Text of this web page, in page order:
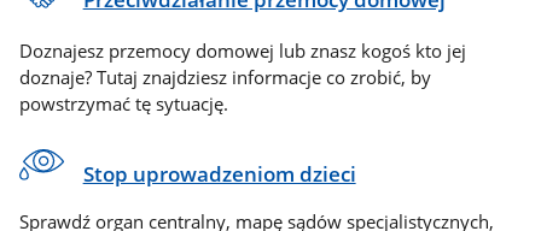
Doznajesz przemocy domowej lub znasz kogoś kto jej
doznaje? Tutaj znajdziesz informacje co zrobić, by
powstrzymać tę sytuację.
Stop uprowadzeniom dzieci
Sprawdź organ centralny, mapę sądów specjalistycznych,